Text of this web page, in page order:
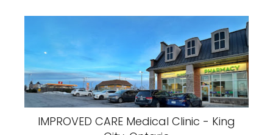
IMPROVED CARE Medical Clinic - King